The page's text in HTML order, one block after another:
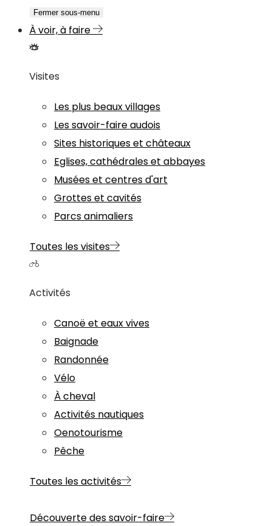
Fermer sous-menu
À voir, à faire
Visites
Les plus beaux villages
Les savoir-faire audois
Sites historiques et châteaux
Eglises, cathédrales et abbayes
Musées et centres d'art
Grottes et cavités
Parcs animaliers
Toutes les visites
Activités
Canoë et eaux vives
Baignade
Randonnée
Vélo
À cheval
Activités nautiques
Oenotourisme
Pêche
Toutes les activités
Découverte des savoir-faire